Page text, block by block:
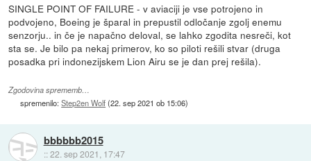
SINGLE POINT OF FAILURE - v aviaciji je vse potrojeno in
podvojeno, Boeing je šparal in prepustil odločanje zgolj enemu
senzorju.. in če je napačno deloval, se lahko zgodita nesreči, kot
sta se. Je bilo pa nekaj primerov, ko so piloti rešili stvar (druga
posadka pri indonezijskem Lion Airu se je dan prej rešila).
Zgodovina sprememb…
spremenilo:Step2en Wolf(22. sep 2021 ob 15:06)
bbbbbb2015
::22. sep 2021, 17:47